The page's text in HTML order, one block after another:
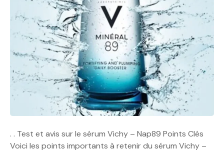
. . Test et avis sur le sérum Vichy – Nap89 Points Clés
Voici les points importants à retenir du sérum Vichy –